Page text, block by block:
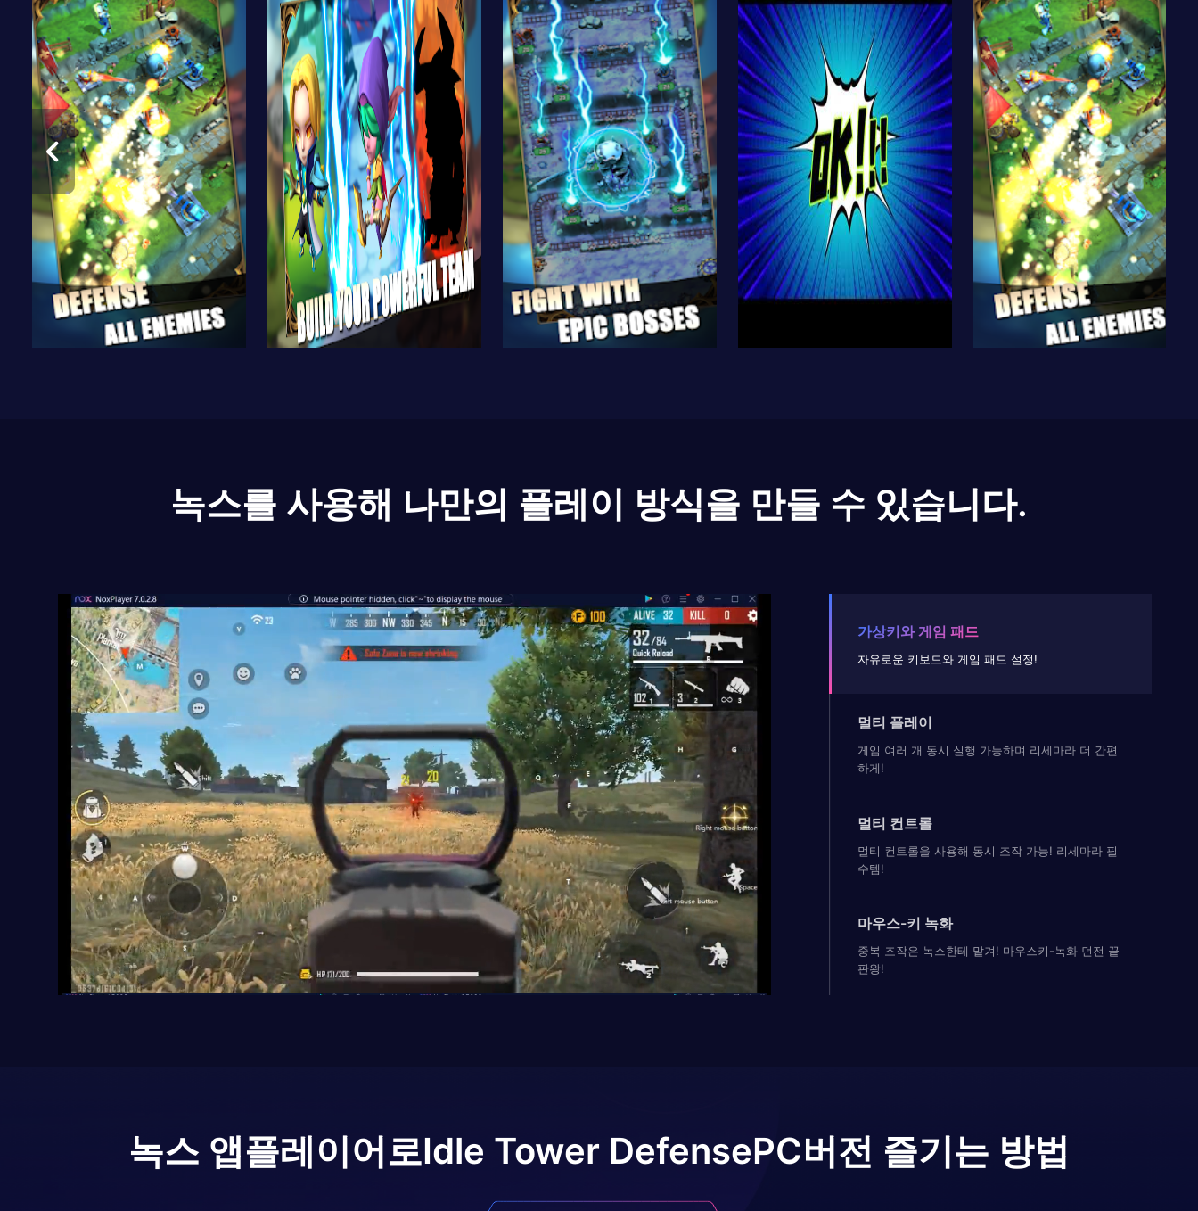
녹스를 사용해 나만의 플레이 방식을 만들 수 있습니다.
가상키와 게임 패드
자유로운 키보드와 게임 패드 설정!
멀티 플레이
게임 여러 개 동시 실행 가능하며 리세마라 더 간편
하게!
멀티 컨트롤
멀티 컨트롤을 사용해 동시 조작 가능! 리세마라 필
수템!
마우스-키 녹화
중복 조작은 녹스한테 맡겨! 마우스키-녹화 던전 끝
판왕!
녹스 앱플레이어로Idle Tower DefensePC버전 즐기는 방법